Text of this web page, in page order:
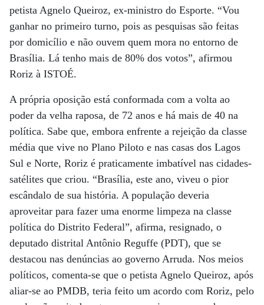
petista Agnelo Queiroz, ex-ministro do Esporte. “Vou
ganhar no primeiro turno, pois as pesquisas são feitas
por domicílio e não ouvem quem mora no entorno de
Brasília. Lá tenho mais de 80% dos votos”, afirmou
Roriz à ISTOÉ.
A própria oposição está conformada com a volta ao
poder da velha raposa, de 72 anos e há mais de 40 na
política. Sabe que, embora enfrente a rejeição da classe
média que vive no Plano Piloto e nas casas dos Lagos
Sul e Norte, Roriz é praticamente imbatível nas cidades-
satélites que criou. “Brasília, este ano, viveu o pior
escândalo de sua história. A população deveria
aproveitar para fazer uma enorme limpeza na classe
política do Distrito Federal”, afirma, resignado, o
deputado distrital Antônio Reguffe (PDT), que se
destacou nas denúncias ao governo Arruda. Nos meios
políticos, comenta-se que o petista Agnelo Queiroz, após
aliar-se ao PMDB, teria feito um acordo com Roriz, pelo